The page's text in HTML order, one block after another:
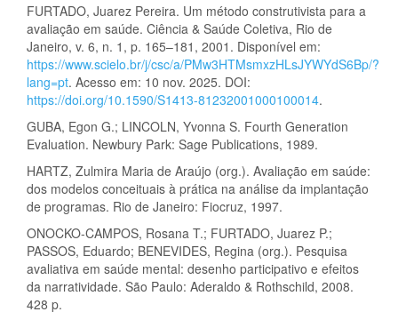
FURTADO, Juarez Pereira. Um método construtivista para a
avaliação em saúde. Ciência & Saúde Coletiva, Rio de
Janeiro, v. 6, n. 1, p. 165–181, 2001. Disponível em:
https://www.scielo.br/j/csc/a/PMw3HTMsmxzHLsJYWYdS6Bp/?
lang=pt. Acesso em: 10 nov. 2025. DOI:
https://doi.org/10.1590/S1413-81232001000100014.
GUBA, Egon G.; LINCOLN, Yvonna S. Fourth Generation
Evaluation. Newbury Park: Sage Publications, 1989.
HARTZ, Zulmira Maria de Araújo (org.). Avaliação em saúde:
dos modelos conceituais à prática na análise da implantação
de programas. Rio de Janeiro: Fiocruz, 1997.
ONOCKO-CAMPOS, Rosana T.; FURTADO, Juarez P.;
PASSOS, Eduardo; BENEVIDES, Regina (org.). Pesquisa
avaliativa em saúde mental: desenho participativo e efeitos
da narratividade. São Paulo: Aderaldo & Rothschild, 2008.
428 p.